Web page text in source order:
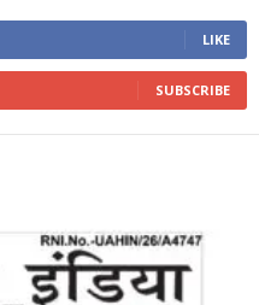
LIKE
SUBSCRIBE